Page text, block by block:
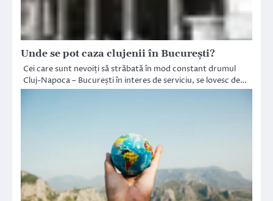
Unde se pot caza clujenii în București?
Cei care sunt nevoiți să străbată în mod constant drumul
Cluj-Napoca – București în interes de serviciu, se lovesc de…